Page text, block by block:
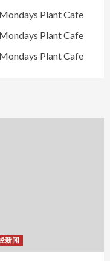
Plant Cafe
Plant Cafe
Plant Cafe
新闻